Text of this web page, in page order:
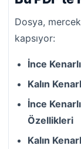
Dosya,
kapsıyor:
İnce
Kalın
İnce
Özellikleri
Kalın